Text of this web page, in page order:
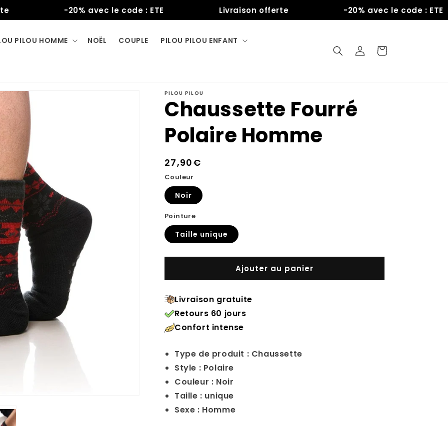
-20% avec le code : ETE Livraison offerte -20% avec le code : ETE
PILOU HOMME NOËL COUPLE PILOU PILOU ENFANT
ConnexionPanier
PILOU PILOU
Chaussette Fourré
Polaire Homme
Prix
habituel
27,90€
Couleur
Noir
Pointure
Taille unique
Ajouter au panier
Livraison gratuite
Retours 60 jours
Confort intense
Type de produit : Chaussette
Style : Polaire
Couleur : Noir
Taille : unique
Sexe : Homme